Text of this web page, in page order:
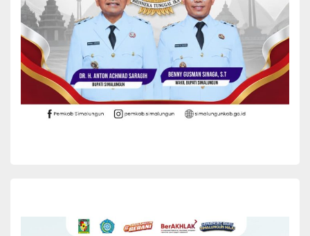
melaksanakan gerakan serentak makanan bergizi sehat
bagi peserta didik, Senin (9/12/2024). Hal itu dalam
rangka menindaklanjuti Surat Edaran Gubernur
Sumatera...
Yuni Rafidhah December 9, 2024
READ MORE